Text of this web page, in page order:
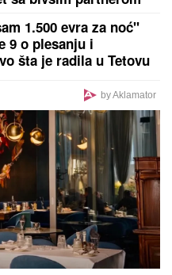
Cvetković srušio
(VIDEO)
nedostupno i
je sasvim drugačija:
ZNACI, i ako su vas
ste SREĆNIK!
NA PIJACI, A SAD
NA JAHTIBojana i
letovanju, ona
i zategnuto telo
(FOTO)